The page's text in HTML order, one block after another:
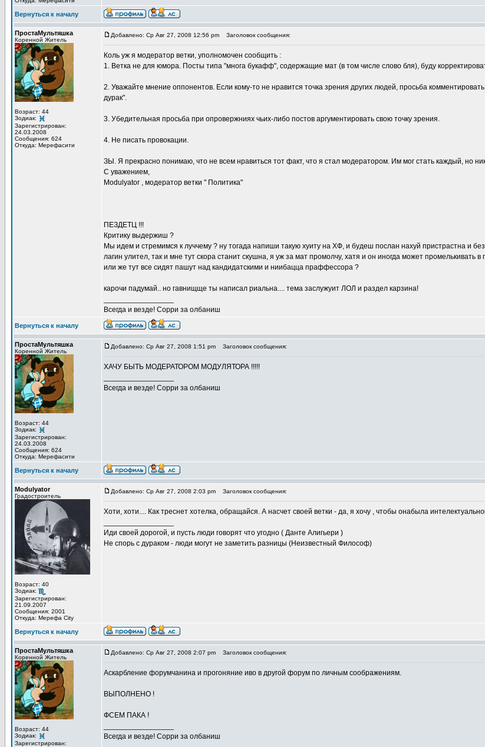
Вернуться к началу
ПростаМультяшка
Коренной Житель
Возраст: 44
Зодиак:
Зарегистрирован:
24.03.2008
Сообщения: 624
Откуда: Мерефасити
Добавлено: Ср Авг 27, 2008 12:56 pm Заголовок сообщения:
Коль уж я модератор ветки, уполномочен сообщить :
1. Ветка не для юмора. Посты типа "многа букафф", содержащие мат (в том числе слово бля), буду
2. Уважайте мнение оппонентов. Если кому-то не нравится точка зрения других людей, просьба
дурак".
3. Убедительная просьба при опровержниях чьих-либо постов аргументировать свою точку зрения.
4. Не писать провокации.
ЗЫ. Я прекрасно понимаю, что не всем нравиться тот факт, что я стал модератором. Им мог стать каждый, но
С уважением,
Modulyator , модератор ветки " Политика"
ПЕЗДЕТЦ !!!
Критику выдержиш ?
Мы идем и стремимся к луччему ? ну тогада напиши такую хуиту на ХФ, и будеш послан нахуй пристрастна и
лагин улител, так и мне тут скора станит скушна, я уж за мат промолчу, хатя и он иногда может
или же тут все сидят пашут над кандидатскими и ниибацца праффессора ?
карочи падумай.. но гавнищще ты написал риальна.... тема заслужуит ЛОЛ и раздел карзина!
Всегда и везде! Сорри за олбаниш
Вернуться к началу
ПростаМультяшка
Коренной Житель
Возраст: 44
Зодиак:
Зарегистрирован:
24.03.2008
Сообщения: 624
Откуда: Мерефасити
Добавлено: Ср Авг 27, 2008 1:51 pm Заголовок сообщения:
ХАЧУ БЫТЬ МОДЕРАТОРОМ МОДУЛЯТОРА !!!!!
Всегда и везде! Сорри за олбаниш
Вернуться к началу
Modulyator
Градостроитель
Возраст: 40
Зодиак:
Зарегистрирован:
21.09.2007
Сообщения: 2001
Откуда: Мерефа City
Добавлено: Ср Авг 27, 2008 2:03 pm Заголовок сообщения:
Хоти, хоти.... Как треснет хотелка, обращайся. А насчет своей ветки - да, я хочу , чтобы онабыла
Иди своей дорогой, и пусть люди говорят что угодно ( Данте Алигьери )
Не спорь с дураком - люди могут не заметить разницы (Неизвестный Философ)
Вернуться к началу
ПростаМультяшка
Коренной Житель
Возраст: 44
Зодиак:
Зарегистрирован:
Добавлено: Ср Авг 27, 2008 2:07 pm Заголовок сообщения:
Аскарбление форумчанина и прогоняние иво в другой форум по личным соображениям.
ВЫПОЛНЕНО !
ФСЕМ ПАКА !
Всегда и везде! Сорри за олбаниш